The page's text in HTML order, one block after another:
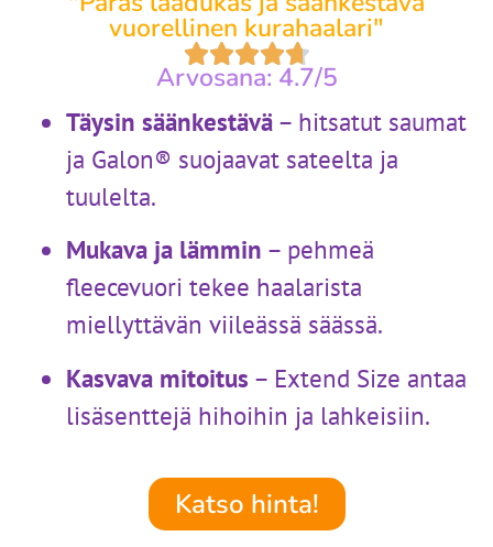
vuorellinen kurahaalari"
Arvosana: 4.7/5
Täysin säänkestävä – hitsatut saumat
ja Galon® suojaavat sateelta ja
tuulelta.
Mukava ja lämmin – pehmeä
fleecevuori tekee haalarista
miellyttävän viileässä säässä.
Kasvava mitoitus – Extend Size antaa
lisäsenttejä hihoihin ja lahkeisiin.
Katso hinta!